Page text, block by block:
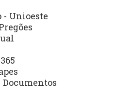
- Unioeste
Recursos